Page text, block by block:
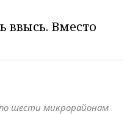
ввысь. Вместо
шести микрорайонам